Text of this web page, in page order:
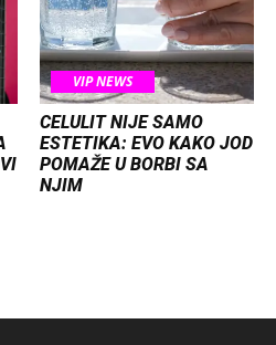
VIP NEWS
CELULIT NIJE SAMO
ESTETIKA: EVO KAKO JOD
POMAŽE U BORBI SA
NJIM